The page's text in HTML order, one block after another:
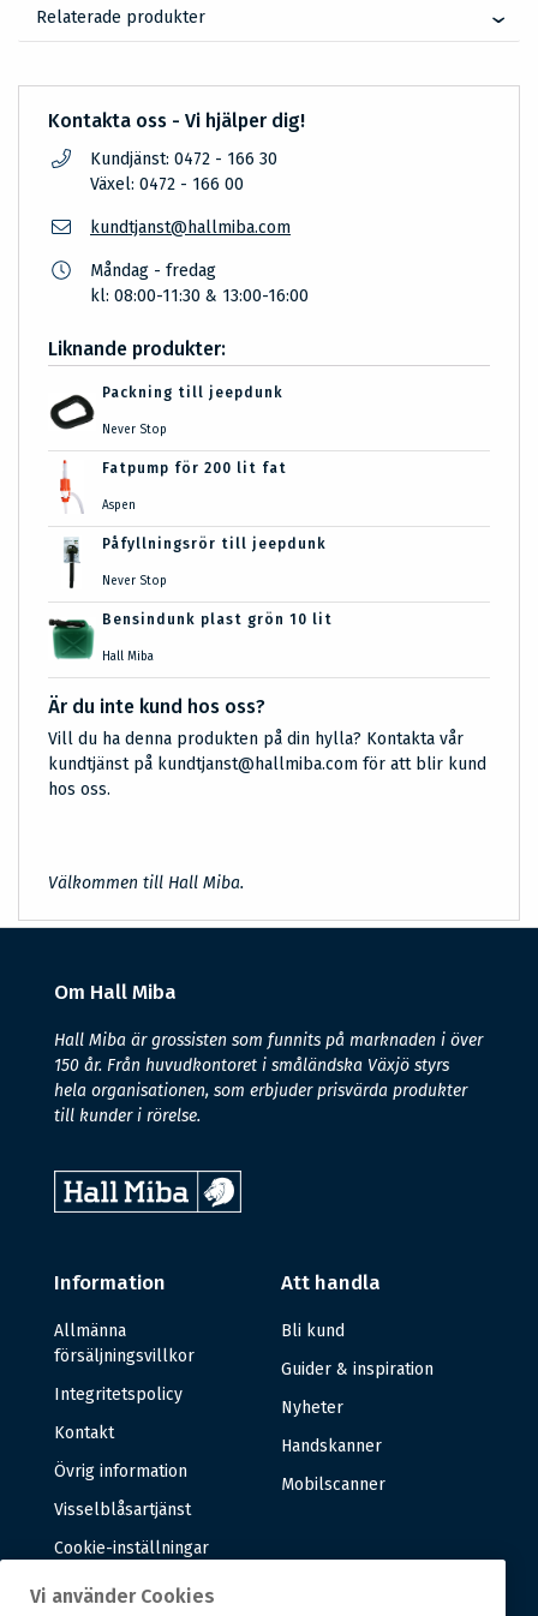
Relaterade produkter
Kontakta oss - Vi hjälper dig!
Kundjänst: 0472 - 166 30
Växel: 0472 - 166 00
kundtjanst@hallmiba.com
Måndag - fredag
kl: 08:00-11:30 & 13:00-16:00
Liknande produkter:
Packning till jeepdunk
Never Stop
Fatpump för 200 lit fat
Aspen
Påfyllningsrör till jeepdunk
Never Stop
Bensindunk plast grön 10 lit
Hall Miba
Är du inte kund hos oss?
Vill du ha denna produkten på din hylla? Kontakta vår
kundtjänst på kundtjanst@hallmiba.com för att blir kund
hos oss.
Välkommen till Hall Miba.
Om Hall Miba
Hall Miba är grossisten som funnits på marknaden i över
150 år. Från huvudkontoret i småländska Växjö styrs
hela organisationen, som erbjuder prisvärda produkter
till kunder i rörelse.
Information
Allmänna
försäljningsvillkor
Integritetspolicy
Kontakt
Övrig information
Visselblåsartjänst
Cookie-inställningar
Att handla
Bli kund
Guider & inspiration
Nyheter
Handskanner
Mobilscanner
Vi använder Cookies